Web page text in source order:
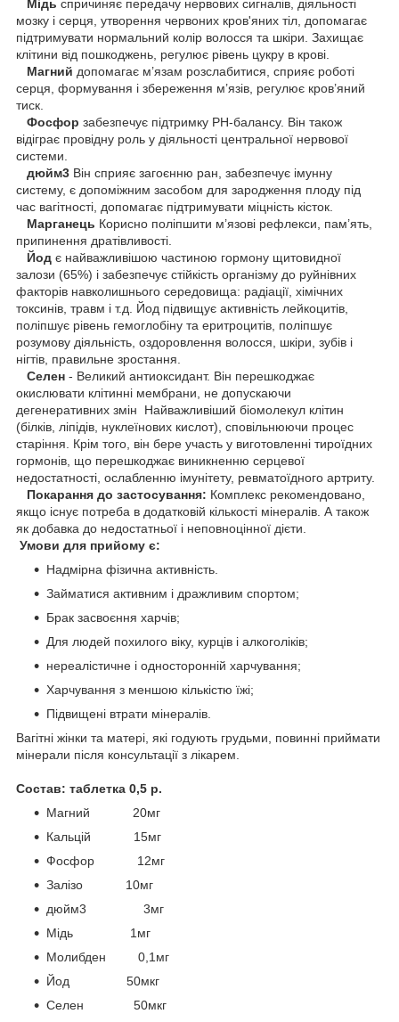
Мідь спричиняє передачу нервових сигналів, діяльності
мозку і серця, утворення червоних кров'яних тіл, допомагає
підтримувати нормальний колір волосся та шкіри. Захищає
клітини від пошкоджень, регулює рівень цукру в крові.
Магний допомагає м’язам розслабитися, сприяє роботі
серця, формування і збереження м’язів, регулює кров’яний
тиск.
Фосфор забезпечує підтримку PН-балансу. Він також
відіграє провідну роль у діяльності центральної нервової
системи.
дюйм3 Він сприяє загоєнню ран, забезпечує імунну
систему, є допоміжним засобом для зародження плоду під
час вагітності, допомагає підтримувати міцність кісток.
Марганець Корисно поліпшити м’язові рефлекси, пам’ять,
припинення дратівливості.
Йод є найважливішою частиною гормону щитовидної
залози (65%) і забезпечує стійкість організму до руйнівних
факторів навколишнього середовища: радіації, хімічних
токсинів, травм і т.д. Йод підвищує активність лейкоцитів,
поліпшує рівень гемоглобіну та еритроцитів, поліпшує
розумову діяльність, оздоровлення волосся, шкіри, зубів і
нігтів, правильне зростання.
Селен - Великий антиоксидант. Він перешкоджає
окислювати клітинні мембрани, не допускаючи
дегенеративних змін Найважливіший біомолекул клітин
(білків, ліпідів, нуклеїнових кислот), сповільнюючи процес
старіння. Крім того, він бере участь у виготовленні тироїдних
гормонів, що перешкоджає виникненню серцевої
недостатності, ослабленню імунітету, ревматоїдного артриту.
Покарання до застосування: Комплекс рекомендовано,
якщо існує потреба в додатковій кількості мінералів. А також
як добавка до недостатньої і неповноцінної дієти.
Умови для прийому є:
Надмірна фізична активність.
Займатися активним і дражливим спортом;
Брак засвоєння харчів;
Для людей похилого віку, курців і алкоголіків;
нереалістичне і односторонній харчування;
Харчування з меншою кількістю їжі;
Підвищені втрати мінералів.
Вагітні жінки та матері, які годують грудьми, повинні приймати
мінерали після консультації з лікарем.
Состав: таблетка 0,5 р.
Магний 20мг
Кальцій 15мг
Фосфор 12мг
Залізо 10мг
дюйм3 3мг
Мідь 1мг
Молибден 0,1мг
Йод 50мкг
Селен 50мкг